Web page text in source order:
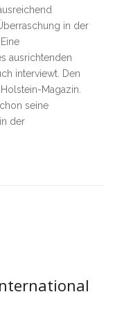
in der
ausrichtenden
interviewt. Den
Magazin.
seine
der